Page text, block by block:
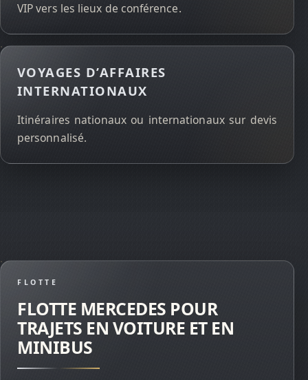
VIP vers les lieux de conférence.
VOYAGES D’AFFAIRES
INTERNATIONAUX
Itinéraires nationaux ou internationaux sur devis
personnalisé.
FLOTTE
FLOTTE MERCEDES POUR
TRAJETS EN VOITURE ET EN
MINIBUS